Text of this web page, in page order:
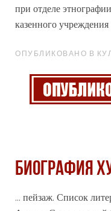
при отделе
казенного
ОПУБЛИКОВАНО В
БИОГРАФИЯ
... пейзаж. Список